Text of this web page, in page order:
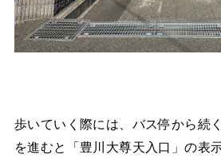
歩いていく際には、バス停から続
を進むと「豊川大尊天入口」の表